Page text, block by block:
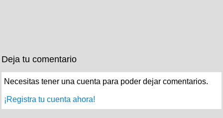
Deja tu comentario
Necesitas tener una cuenta para poder dejar comentarios.
¡Registra tu cuenta ahora!